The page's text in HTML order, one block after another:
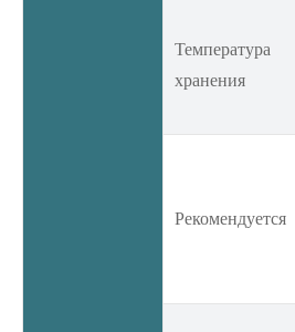
Температура
хранения
Рекомендуется